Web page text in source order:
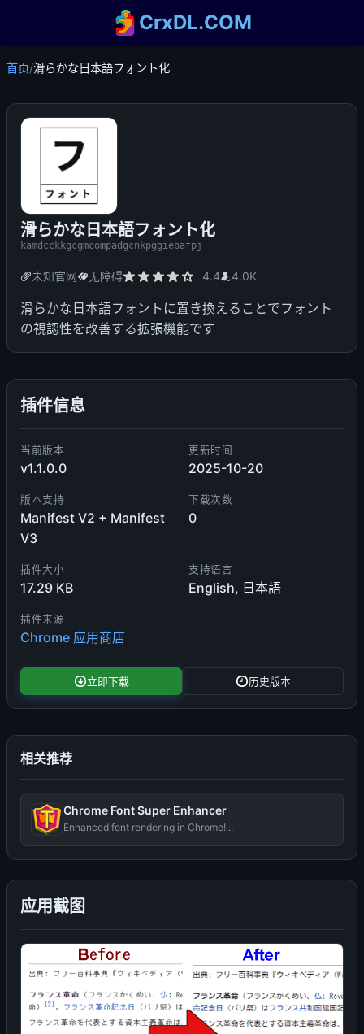
CrxDL.COM
首页/滑らかな日本語フォント化
滑らかな日本語フォント化
kamdcckkgcgmcompadgcnkpggiebafpj
未知官网 无障碍 4.4 4.0K
滑らかな日本語フォントに置き換えることでフォント
の視認性を改善する拡張機能です
插件信息
当前版本
v1.1.0.0
更新时间
2025-10-20
版本支持
Manifest V2 + Manifest
V3
下载次数
0
插件大小
17.29 KB
支持语言
English, 日本語
插件来源
Chrome 应用商店
立即下载 历史版本
应用截图
相关推荐
Chrome Font Super Enhancer
Enhanced font rendering in Chrome!...